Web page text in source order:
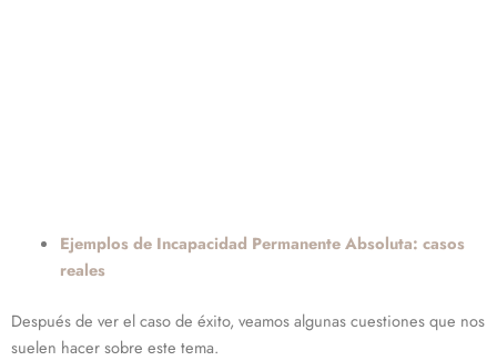
Ejemplos de Incapacidad Permanente Absoluta: casos
reales
Después de ver el caso de éxito, veamos algunas cuestiones que nos
suelen hacer sobre este tema.